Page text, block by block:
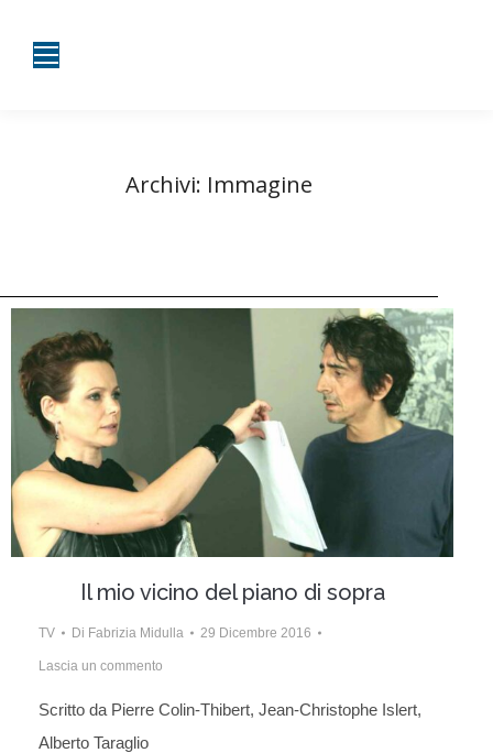
Archivi: Immagine
Il mio vicino del piano di sopra
TV Di Fabrizia Midulla 29 Dicembre 2016
Lascia un commento
Scritto da Pierre Colin-Thibert, Jean-Christophe Islert,
Alberto Taraglio